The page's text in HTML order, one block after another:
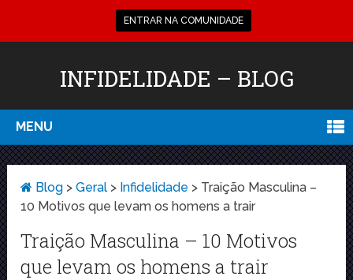
INFIDELIDADE – BLOG
MENU
Blog >Geral > Infidelidade > Traição Masculina –
10 Motivos que levam os homens a trair
Traição Masculina – 10 Motivos
que levam os homens a trair
ENTRAR NA COMUNIDADE